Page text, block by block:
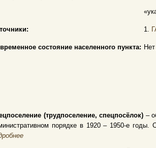
1.
состояние населенного пункта:
(трудпоселение, спецпосёлок) –
порядке в 1920 – 1950-е